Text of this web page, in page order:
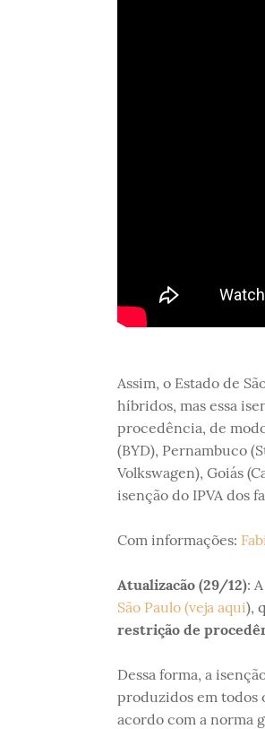
Assim, o Estado de
híbridos, mas essa
procedência, de
(BYD), Pernambuco
Volkswagen), Goiás
isenção do IPVA dos
Com informações:
Atualizacão (29/12):
São Paulo (veja aqui),
restrição de
Dessa forma, a
produzidos em todos
acordo com a norma